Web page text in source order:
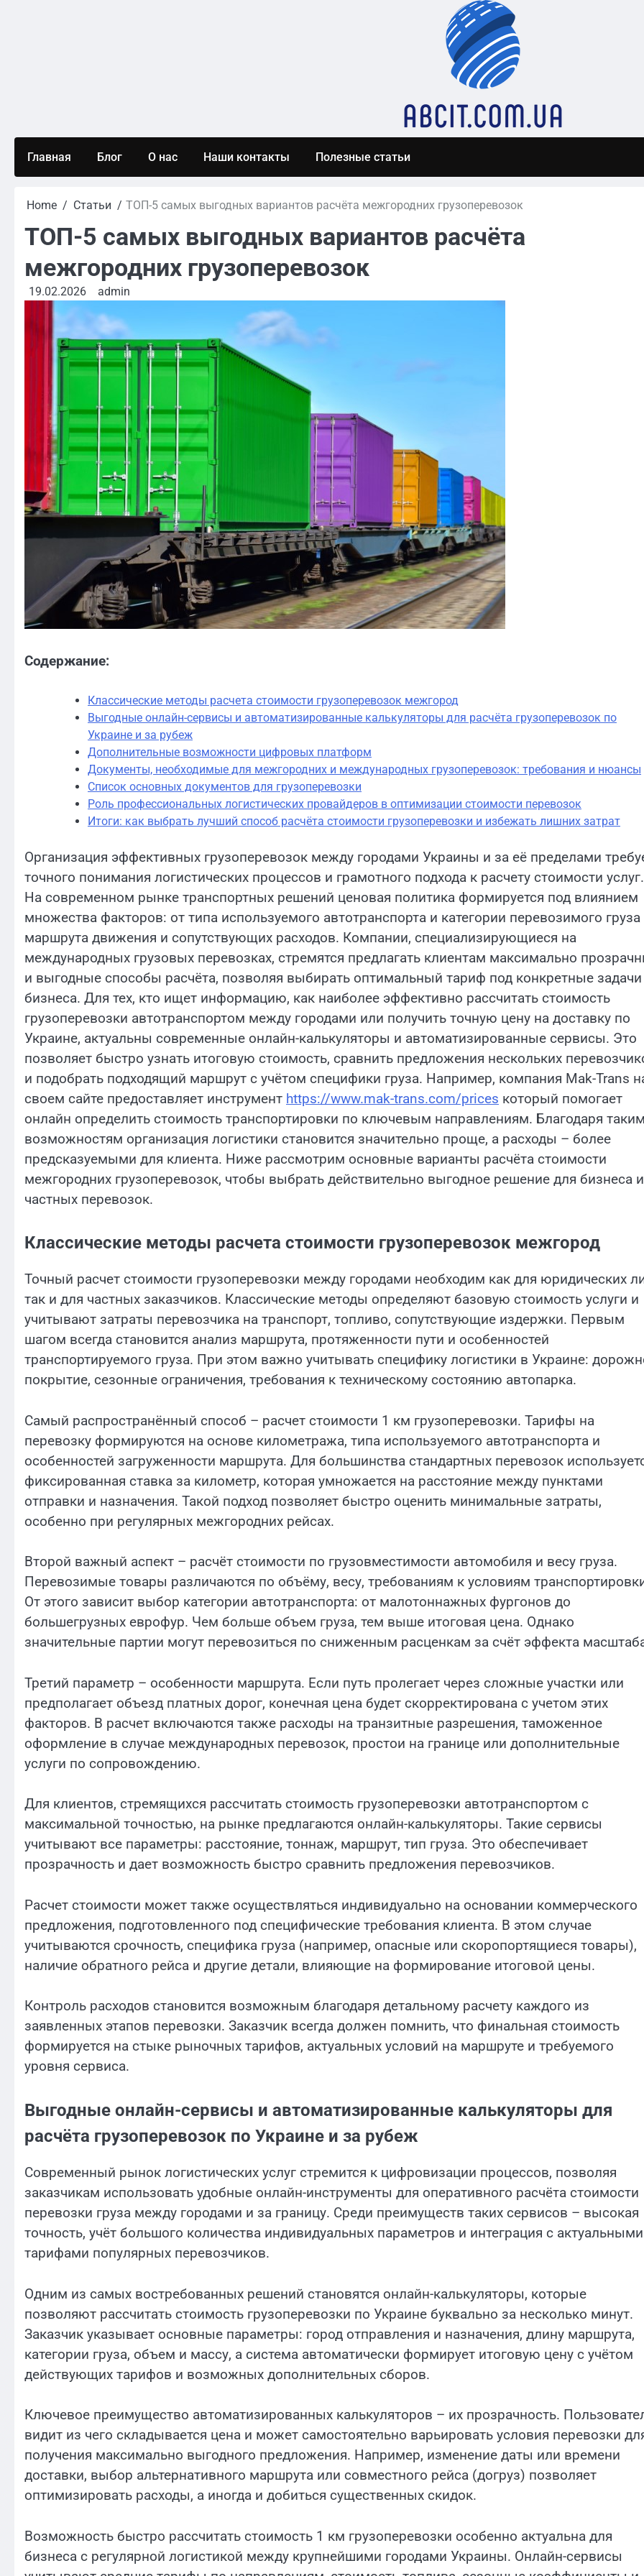
Главная Блог О нас Наши контакты Полезные статьи
Home Статьи ТОП-5 самых выгодных вариантов расчёта межгородних грузоперевозок
ТОП-5 самых выгодных вариантов расчёта
межгородних грузоперевозок
19.02.2026 admin
Содержание:
Классические методы расчета стоимости грузоперевозок межгород
Выгодные онлайн-сервисы и автоматизированные калькуляторы для расчёта грузоперевозок по
Украине и за рубеж
Дополнительные возможности цифровых платформ
Документы, необходимые для межгородних и международных грузоперевозок: требования и нюансы
Список основных документов для грузоперевозки
Роль профессиональных логистических провайдеров в оптимизации стоимости перевозок
Итоги: как выбрать лучший способ расчёта стоимости грузоперевозки и избежать лишних затрат
Организация эффективных грузоперевозок между городами Украины и за её пределами
точного понимания логистических процессов и грамотного подхода к расчету стоимости услуг.
На современном рынке транспортных решений ценовая политика формируется под влиянием
множества факторов: от типа используемого автотранспорта и категории перевозимого
маршрута движения и сопутствующих расходов. Компании, специализирующиеся на
международных грузовых перевозках, стремятся предлагать клиентам максимально
и выгодные способы расчёта, позволяя выбирать оптимальный тариф под конкретные задачи
бизнеса. Для тех, кто ищет информацию, как наиболее эффективно рассчитать стоимость
грузоперевозки автотранспортом между городами или получить точную цену на доставку по
Украине, актуальны современные онлайн-калькуляторы и автоматизированные сервисы. Это
позволяет быстро узнать итоговую стоимость, сравнить предложения нескольких
и подобрать подходящий маршрут с учётом специфики груза. Например, компания Mak-Trans
своем сайте предоставляет инструмент https://www.mak-trans.com/prices который помогает
онлайн определить стоимость транспортировки по ключевым направлениям. Благодаря
возможностям организация логистики становится значительно проще, а расходы – более
предсказуемыми для клиента. Ниже рассмотрим основные варианты расчёта стоимости
межгородних грузоперевозок, чтобы выбрать действительно выгодное решение для бизнеса и
частных перевозок.
Классические методы расчета стоимости грузоперевозок межгород
Точный расчет стоимости грузоперевозки между городами необходим как для юридических
так и для частных заказчиков. Классические методы определяют базовую стоимость услуги и
учитывают затраты перевозчика на транспорт, топливо, сопутствующие издержки. Первым
шагом всегда становится анализ маршрута, протяженности пути и особенностей
транспортируемого груза. При этом важно учитывать специфику логистики в Украине:
покрытие, сезонные ограничения, требования к техническому состоянию автопарка.
Самый распространённый способ – расчет стоимости 1 км грузоперевозки. Тарифы на
перевозку формируются на основе километража, типа используемого автотранспорта и
особенностей загруженности маршрута. Для большинства стандартных перевозок
фиксированная ставка за километр, которая умножается на расстояние между пунктами
отправки и назначения. Такой подход позволяет быстро оценить минимальные затраты,
особенно при регулярных межгородних рейсах.
Второй важный аспект – расчёт стоимости по грузовместимости автомобиля и весу груза.
Перевозимые товары различаются по объёму, весу, требованиям к условиям
От этого зависит выбор категории автотранспорта: от малотоннажных фургонов до
большегрузных еврофур. Чем больше объем груза, тем выше итоговая цена. Однако
значительные партии могут перевозиться по сниженным расценкам за счёт эффекта
Третий параметр – особенности маршрута. Если путь пролегает через сложные участки или
предполагает объезд платных дорог, конечная цена будет скорректирована с учетом этих
факторов. В расчет включаются также расходы на транзитные разрешения, таможенное
оформление в случае международных перевозок, простои на границе или дополнительные
услуги по сопровождению.
Для клиентов, стремящихся рассчитать стоимость грузоперевозки автотранспортом с
максимальной точностью, на рынке предлагаются онлайн-калькуляторы. Такие сервисы
учитывают все параметры: расстояние, тоннаж, маршрут, тип груза. Это обеспечивает
прозрачность и дает возможность быстро сравнить предложения перевозчиков.
Расчет стоимости может также осуществляться индивидуально на основании коммерческого
предложения, подготовленного под специфические требования клиента. В этом случае
учитываются срочность, специфика груза (например, опасные или скоропортящиеся товары),
наличие обратного рейса и другие детали, влияющие на формирование итоговой цены.
Контроль расходов становится возможным благодаря детальному расчету каждого из
заявленных этапов перевозки. Заказчик всегда должен помнить, что финальная стоимость
формируется на стыке рыночных тарифов, актуальных условий на маршруте и требуемого
уровня сервиса.
Выгодные онлайн-сервисы и автоматизированные калькуляторы для
расчёта грузоперевозок по Украине и за рубеж
Современный рынок логистических услуг стремится к цифровизации процессов, позволяя
заказчикам использовать удобные онлайн-инструменты для оперативного расчёта стоимости
перевозки груза между городами и за границу. Среди преимуществ таких сервисов – высокая
точность, учёт большого количества индивидуальных параметров и интеграция с актуальными
тарифами популярных перевозчиков.
Одним из самых востребованных решений становятся онлайн-калькуляторы, которые
позволяют рассчитать стоимость грузоперевозки по Украине буквально за несколько минут.
Заказчик указывает основные параметры: город отправления и назначения, длину маршрута,
категории груза, объем и массу, а система автоматически формирует итоговую цену с учётом
действующих тарифов и возможных дополнительных сборов.
Ключевое преимущество автоматизированных калькуляторов – их прозрачность.
видит из чего складывается цена и может самостоятельно варьировать условия перевозки
получения максимально выгодного предложения. Например, изменение даты или времени
доставки, выбор альтернативного маршрута или совместного рейса (догруз) позволяет
оптимизировать расходы, а иногда и добиться существенных скидок.
Возможность быстро рассчитать стоимость 1 км грузоперевозки особенно актуальна для
бизнеса с регулярной логистикой между крупнейшими городами Украины. Онлайн-сервисы